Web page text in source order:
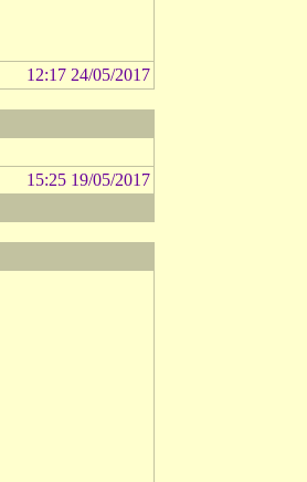
12:17 24/05/2017
15:25 19/05/2017